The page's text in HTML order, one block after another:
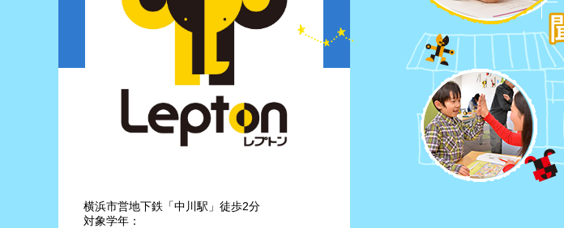
横浜市営地下鉄「中川駅」徒歩2分
対象学年：